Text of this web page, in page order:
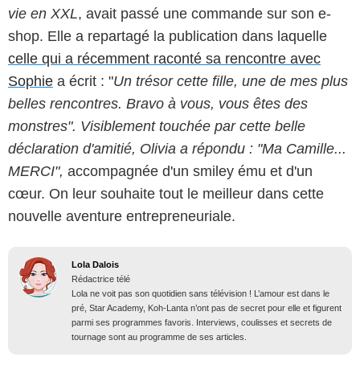
vie en XXL, avait passé une commande sur son e-
shop. Elle a repartagé la publication dans laquelle
celle qui a récemment raconté sa rencontre avec
Sophie a écrit : "Un trésor cette fille, une de mes plus
belles rencontres. Bravo à vous, vous êtes des
monstres". Visiblement touchée par cette belle
déclaration d'amitié, Olivia a répondu : "Ma Camille...
MERCI", accompagnée d'un smiley ému et d'un
cœur. On leur souhaite tout le meilleur dans cette
nouvelle aventure entrepreneuriale.
Lola Dalois
Rédactrice télé
Lola ne voit pas son quotidien sans télévision ! L’amour est dans le
pré, Star Academy, Koh-Lanta n’ont pas de secret pour elle et figurent
parmi ses programmes favoris. Interviews, coulisses et secrets de
tournage sont au programme de ses articles.